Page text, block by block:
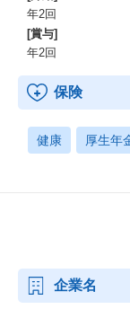
年2回
[賞与]
年2回
保険
健康 厚生年
企業名